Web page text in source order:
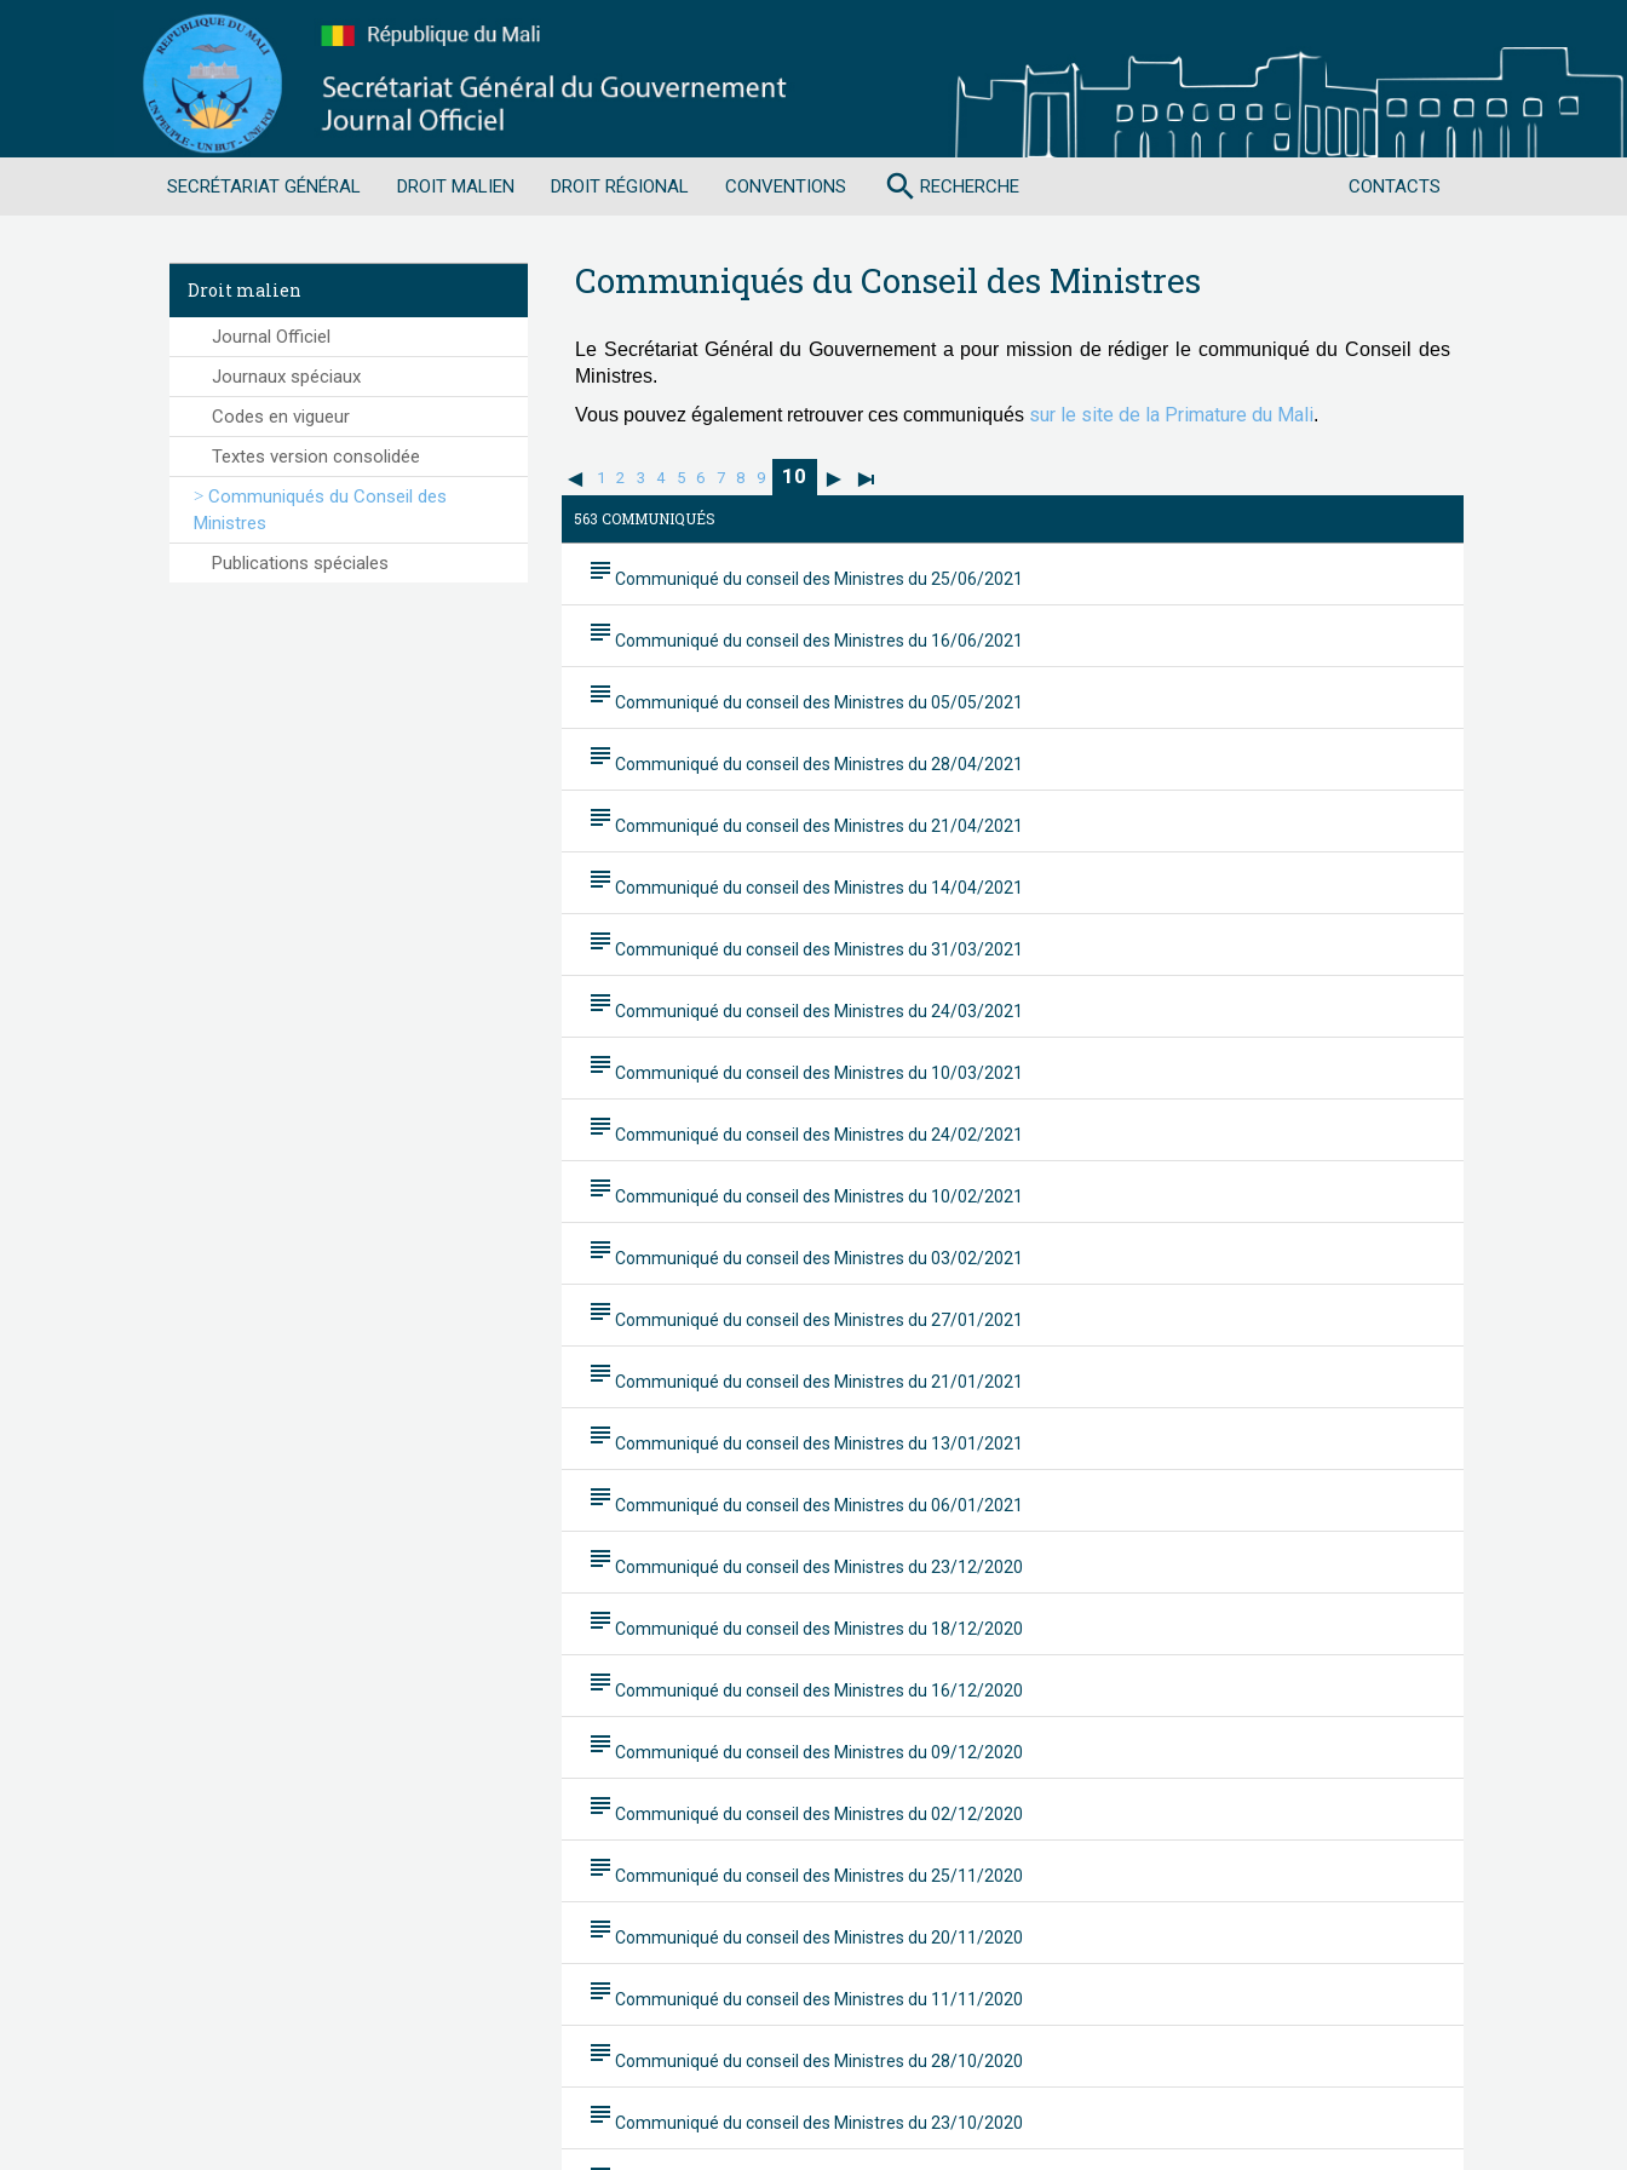
SECRÉTARIAT GÉNÉRAL DROIT MALIEN DROIT RÉGIONAL CONVENTIONS CONTACTS
search RECHERCHE
Droit malien
Journal Officiel
Journaux spéciaux
Codes en vigueur
Textes version consolidée
Communiqués du Conseil des
Ministres
Publications spéciales
Communiqués du Conseil des Ministres
Le Secrétariat Général du Gouvernement a pour mission de rédiger le communiqué du Conseil des
Ministres.
Vous pouvez également retrouver ces communiqués sur le site de la Primature du Mali.
1 2 3 4 5 6 7 8 9 10
563 COMMUNIQUÉS
subject Communiqué du conseil des Ministres du 25/06/2021
subject Communiqué du conseil des Ministres du 16/06/2021
subject Communiqué du conseil des Ministres du 05/05/2021
subject Communiqué du conseil des Ministres du 28/04/2021
subject Communiqué du conseil des Ministres du 21/04/2021
subject Communiqué du conseil des Ministres du 14/04/2021
subject Communiqué du conseil des Ministres du 31/03/2021
subject Communiqué du conseil des Ministres du 24/03/2021
subject Communiqué du conseil des Ministres du 10/03/2021
subject Communiqué du conseil des Ministres du 24/02/2021
subject Communiqué du conseil des Ministres du 10/02/2021
subject Communiqué du conseil des Ministres du 03/02/2021
subject Communiqué du conseil des Ministres du 27/01/2021
subject Communiqué du conseil des Ministres du 21/01/2021
subject Communiqué du conseil des Ministres du 13/01/2021
subject Communiqué du conseil des Ministres du 06/01/2021
subject Communiqué du conseil des Ministres du 23/12/2020
subject Communiqué du conseil des Ministres du 18/12/2020
subject Communiqué du conseil des Ministres du 16/12/2020
subject Communiqué du conseil des Ministres du 09/12/2020
subject Communiqué du conseil des Ministres du 02/12/2020
subject Communiqué du conseil des Ministres du 25/11/2020
subject Communiqué du conseil des Ministres du 20/11/2020
subject Communiqué du conseil des Ministres du 11/11/2020
subject Communiqué du conseil des Ministres du 28/10/2020
subject Communiqué du conseil des Ministres du 23/10/2020